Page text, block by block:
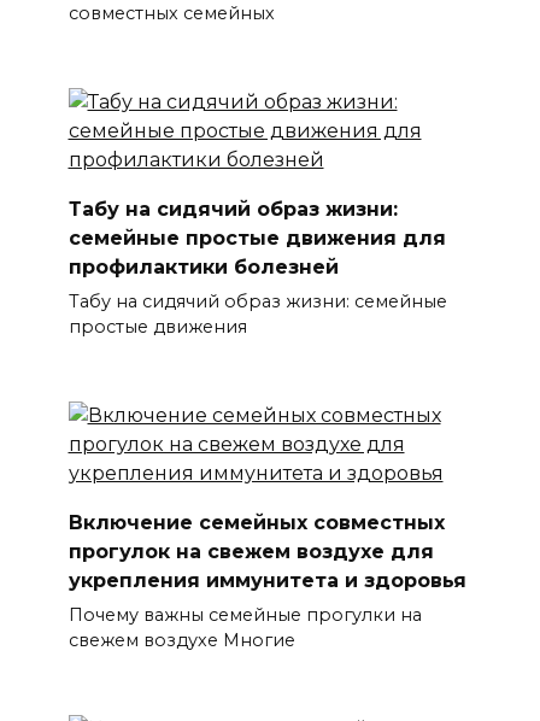
совместных семейных
Табу на сидячий образ жизни:
семейные простые движения для
профилактики болезней
Табу на сидячий образ жизни: семейные
простые движения
Включение семейных совместных
прогулок на свежем воздухе для
укрепления иммунитета и здоровья
Почему важны семейные прогулки на
свежем воздухе Многие